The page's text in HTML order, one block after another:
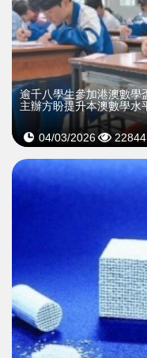
逾千八學生參加港澳數學
主辦方盼提升本澳數學水
04/03/2026 22844